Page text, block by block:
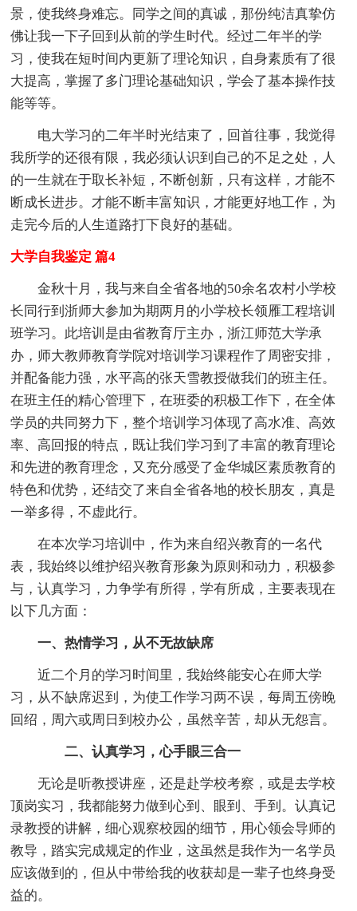
景，使我终身难忘。同学之间的真诚，那份纯洁真挚仿
佛让我一下子回到从前的学生时代。经过二年半的学
习，使我在短时间内更新了理论知识，自身素质有了很
大提高，掌握了多门理论基础知识，学会了基本操作技
能等等。
电大学习的二年半时光结束了，回首往事，我觉得
我所学的还很有限，我必须认识到自己的不足之处，人
的一生就在于取长补短，不断创新，只有这样，才能不
断成长进步。才能不断丰富知识，才能更好地工作，为
走完今后的人生道路打下良好的基础。
大学自我鉴定 篇4
金秋十月，我与来自全省各地的50余名农村小学校
长同行到浙师大参加为期两月的小学校长领雁工程培训
班学习。此培训是由省教育厅主办，浙江师范大学承
办，师大教师教育学院对培训学习课程作了周密安排，
并配备能力强，水平高的张天雪教授做我们的班主任。
在班主任的精心管理下，在班委的积极工作下，在全体
学员的共同努力下，整个培训学习体现了高水准、高效
率、高回报的特点，既让我们学习到了丰富的教育理论
和先进的教育理念，又充分感受了金华城区素质教育的
特色和优势，还结交了来自全省各地的校长朋友，真是
一举多得，不虚此行。
在本次学习培训中，作为来自绍兴教育的一名代
表，我始终以维护绍兴教育形象为原则和动力，积极参
与，认真学习，力争学有所得，学有所成，主要表现在
以下几方面：
一、热情学习，从不无故缺席
近二个月的学习时间里，我始终能安心在师大学
习，从不缺席迟到，为使工作学习两不误，每周五傍晚
回绍，周六或周日到校办公，虽然辛苦，却从无怨言。
二、认真学习，心手眼三合一
无论是听教授讲座，还是赴学校考察，或是去学校
顶岗实习，我都能努力做到心到、眼到、手到。认真记
录教授的讲解，细心观察校园的细节，用心领会导师的
教导，踏实完成规定的作业，这虽然是我作为一名学员
应该做到的，但从中带给我的收获却是一辈子也终身受
益的。